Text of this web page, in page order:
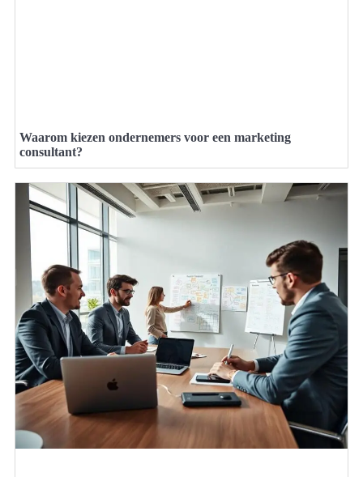
Waarom kiezen ondernemers voor een marketing
consultant?